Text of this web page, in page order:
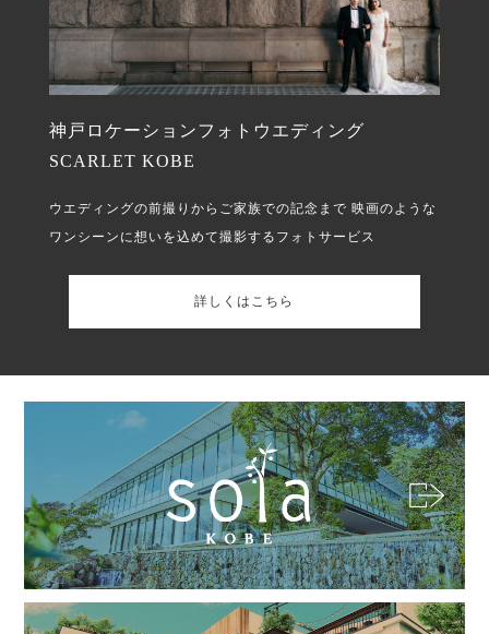
神戸ロケーションフォトウエディング
SCARLET KOBE
ウエディングの前撮りからご家族での記念まで 映画のような
ワンシーンに想いを込めて撮影するフォトサービス
詳しくはこちら